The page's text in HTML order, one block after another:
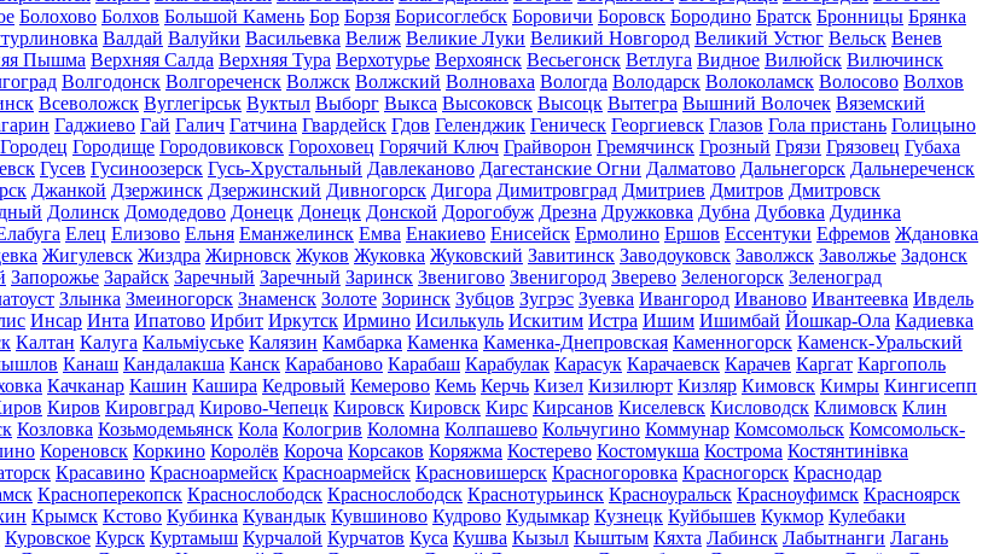
Болохово Болхов Большой Камень Бор Борзя Борисоглебск Боровичи Боровск Бородино Братск Бронницы Брянка
Валдай Валуйки Васильевка Велиж Великие Луки Великий Новгород Великий Устюг Вельск Венев
Пышма Верхняя Салда Верхняя Тура Верхотурье Верхоянск Весьегонск Ветлуга Видное Вилюйск Вилючинск
Волгодонск Волгореченск Волжск Волжский Волноваха Вологда Володарск Волоколамск Волосово Волхов
Всеволожск Вуглегірськ Вуктыл Выборг Выкса Высоковск Высоцк Вытегра Вышний Волочек Вяземский
Гаджиево Гай Галич Гатчина Гвардейск Гдов Геленджик Геническ Георгиевск Глазов Гола пристань Голицыно
Городец Городище Городовиковск Гороховец Горячий Ключ Грайворон Гремячинск Грозный Грязи Грязовец Губаха
Гусев Гусиноозерск Гусь-Хрустальный Давлеканово Дагестанские Огни Далматово Дальнегорск Дальнереченск
Джанкой Дзержинск Дзержинский Дивногорск Дигора Димитровград Дмитриев Дмитров Дмитровск
Долинск Домодедово Донецк Донецк Донской Дорогобуж Дрезна Дружковка Дубна Дубовка Дудинка
Елец Елизово Ельня Еманжелинск Емва Енакиево Енисейск Ермолино Ершов Ессентуки Ефремов Ждановка
Жигулевск Жиздра Жирновск Жуков Жуковка Жуковский Завитинск Заводоуковск Заволжск Заволжье Задонск
Запорожье Зарайск Заречный Заречный Заринск Звенигово Звенигород Зверево Зеленогорск Зеленоград
Злынка Змеиногорск Знаменск Золоте Зоринск Зубцов Зугрэс Зуевка Ивангород Иваново Ивантеевка Ивдель
Инсар Инта Ипатово Ирбит Иркутск Ирмино Исилькуль Искитим Истра Ишим Ишимбай Йошкар-Ола Кадиевка
Калтан Калуга Кальміуське Калязин Камбарка Каменка Каменка-Днепровская Каменногорск Каменск-Уральский
Канаш Кандалакша Канск Карабаново Карабаш Карабулак Карасук Карачаевск Карачев Каргат Каргополь
Качканар Кашин Кашира Кедровый Кемерово Кемь Керчь Кизел Кизилюрт Кизляр Кимовск Кимры Кингисепп
Киров Кировград Кирово-Чепецк Кировск Кировск Кирс Кирсанов Киселевск Кисловодск Климовск Клин
Козловка Козьмодемьянск Кола Кологрив Коломна Колпашево Кольчугино Коммунар Комсомольск Комсомольск-
Кореновск Коркино Королёв Короча Корсаков Коряжма Костерево Костомукша Кострома Костянтинівка
Красавино Красноармейск Красноармейск Красновишерск Красногоровка Красногорск Краснодар
Красноперекопск Краснослободск Краснослободск Краснотурьинск Красноуральск Красноуфимск Красноярск
Крымск Кстово Кубинка Кувандык Кувшиново Кудрово Кудымкар Кузнецк Куйбышев Кукмор Кулебаки
Куровское Курск Куртамыш Курчалой Курчатов Куса Кушва Кызыл Кыштым Кяхта Лабинск Лабытнанги Лагань